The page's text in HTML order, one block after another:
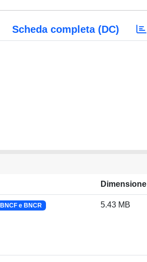
Scheda completa (DC)
Dimensione
e BNCR 5.43 MB